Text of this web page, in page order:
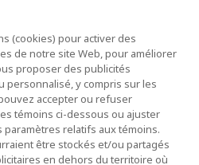
(cookies) pour activer des
de notre site Web, pour améliorer
proposer des publicités
personnalisé, y compris sur les
accepter ou refuser
témoins ci-dessous ou ajuster
relatifs aux témoins.
être stockés et/ou partagés
en dehors du territoire où